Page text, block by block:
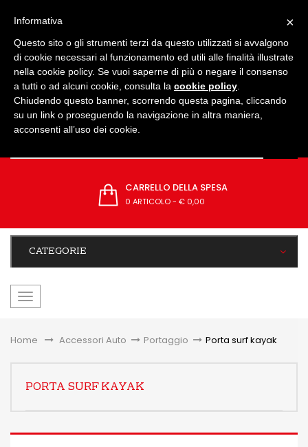
CARRELLO DELLA SPESA
0 ARTICOLO- € 0,00
CATEGORIE
navigazione
Home &gt;Accessori Auto > Portaggio > Porta surf kayak
PORTA SURF KAYAK
×
Informativa
Questo sito o gli strumenti terzi da questo utilizzati si avvalgono
di cookie necessari al funzionamento ed utili alle finalità illustrate
nella cookie policy. Se vuoi saperne di più o negare il consenso
a tutti o ad alcuni cookie, consulta la cookie policy
Chiudendo questo banner, scorrendo questa pagina, cliccando
su un link o proseguendo la navigazione in altra maniera,
acconsenti all’uso dei cookie.